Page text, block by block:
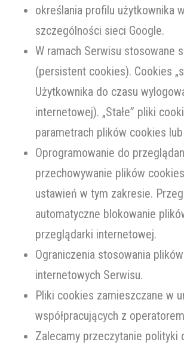
określania profilu użytkownika
szczególności sieci Google.
W ramach Serwisu stosowane
(persistent cookies). Cookies
Użytkownika do czasu
internetowej). „Stałe” pliki
parametrach plików cookies
Oprogramowanie do
przechowywanie plików
ustawień w tym zakresie.
automatyczne blokowanie
przeglądarki internetowej.
Ograniczenia stosowania
internetowych Serwisu.
Pliki cookies zamieszczane w
współpracujących z
Zalecamy przeczytanie polityki